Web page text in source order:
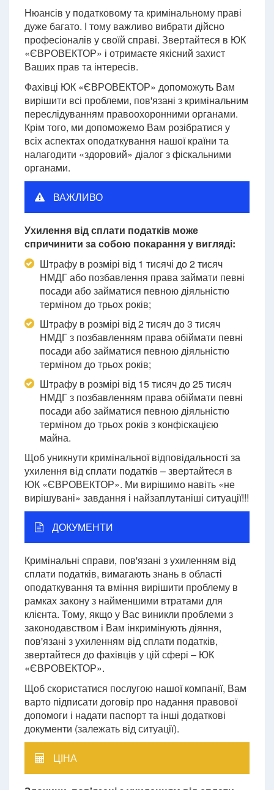
Нюансів у податковому та кримінальному праві
дуже багато. І тому важливо вибрати дійсно
професіоналів у своїй справі. Звертайтеся в ЮК
«ЄВРОВЕКТОР» і отримаєте якісний захист
Ваших прав та інтересів.
Фахівці ЮК «ЄВРОВЕКТОР» допоможуть Вам
вирішити всі проблеми, пов'язані з кримінальним
переслідуванням правоохоронними органами.
Крім того, ми допоможемо Вам розібратися у
всіх аспектах оподаткування нашої країни та
налагодити «здоровий» діалог з фіскальними
органами.
ВАЖЛИВО
Ухилення від сплати податків може
спричинити за собою покарання у вигляді:
Штрафу в розмірі від 1 тисячі до 2 тисяч
НМДГ або позбавлення права займати певні
посади або займатися певною діяльністю
терміном до трьох років;
Штрафу в розмірі від 2 тисяч до 3 тисяч
НМДГ з позбавленням права обіймати певні
посади або займатися певною діяльністю
терміном до трьох років;
Штрафу в розмірі від 15 тисяч до 25 тисяч
НМДГ з позбавленням права обіймати певні
посади або займатися певною діяльністю
терміном до трьох років з конфіскацією
майна.
Щоб уникнути кримінальної відповідальності за
ухилення від сплати податків – звертайтеся в
ЮК «ЄВРОВЕКТОР». Ми вирішимо навіть «не
вирішувані» завдання і найзаплутаніші ситуації!!!
ДОКУМЕНТИ
Кримінальні справи, пов'язані з ухиленням від
сплати податків, вимагають знань в області
оподаткування та вміння вирішити проблему в
рамках закону з найменшими втратами для
клієнта. Тому, якщо у Вас виникли проблеми з
законодавством і Вам інкримінують діяння,
пов'язані з ухиленням від сплати податків,
звертайтеся до фахівців у цій сфері – ЮК
«ЄВРОВЕКТОР».
Щоб скористатися послугою нашої компанії, Вам
варто підписати договір про надання правової
допомоги і надати паспорт та інші додаткові
документи (залежать від ситуації).
ЦІНА